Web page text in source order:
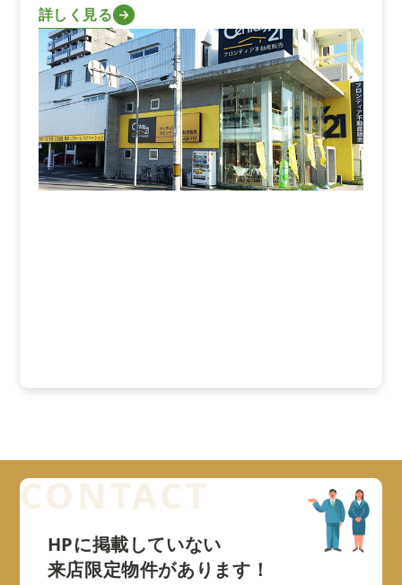
詳しく見る
HPに掲載していない
来店限定物件があります！